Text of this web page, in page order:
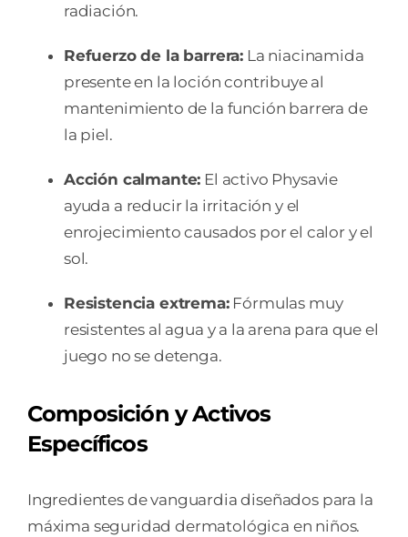
radiación.
Refuerzo de la barrera: La niacinamida
presente en la loción contribuye al
mantenimiento de la función barrera de
la piel.
Acción calmante: El activo Physavie
ayuda a reducir la irritación y el
enrojecimiento causados por el calor y el
sol.
Resistencia extrema:Fórmulas muy
resistentes al agua y a la arena para que el
juego no se detenga.
Composición y Activos
Específicos
Ingredientes de vanguardia diseñados para la
máxima seguridad dermatológica en niños.